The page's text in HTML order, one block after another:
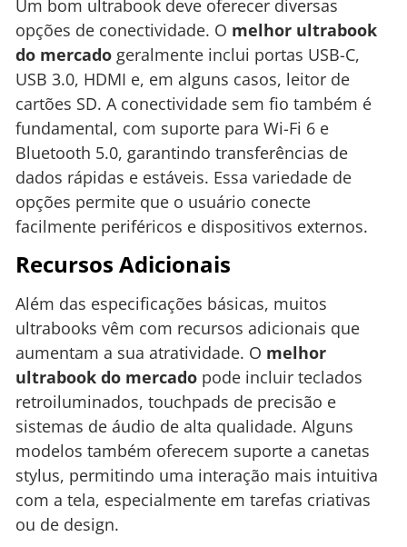
Um bom ultrabook deve oferecer diversas
opções de conectividade. O melhor ultrabook
do mercado geralmente inclui portas USB-C,
USB 3.0, HDMI e, em alguns casos, leitor de
cartões SD. A conectividade sem fio também é
fundamental, com suporte para Wi-Fi 6 e
Bluetooth 5.0, garantindo transferências de
dados rápidas e estáveis. Essa variedade de
opções permite que o usuário conecte
facilmente periféricos e dispositivos externos.
Recursos Adicionais
Além das especificações básicas, muitos
ultrabooks vêm com recursos adicionais que
aumentam a sua atratividade. O melhor
ultrabook do mercado pode incluir teclados
retroiluminados, touchpads de precisão e
sistemas de áudio de alta qualidade. Alguns
modelos também oferecem suporte a canetas
stylus, permitindo uma interação mais intuitiva
com a tela, especialmente em tarefas criativas
ou de design.